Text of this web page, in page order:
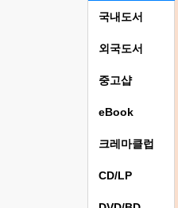
국내도서
외국도서
중고샵
eBook
크레마클럽
CD/LP